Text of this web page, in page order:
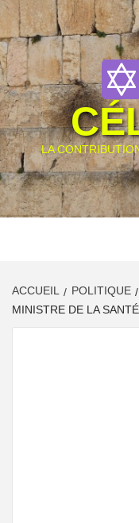
Skip
content
LA
ACCUEIL POLITIQUE
MINISTRE DE LA SANTÉ